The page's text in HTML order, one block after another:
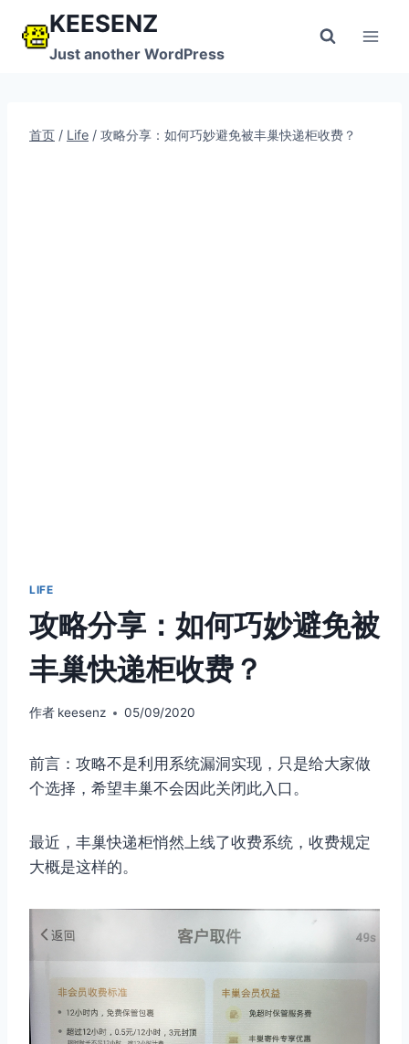
KEESENZ
Just another WordPress
首页 / Life / 攻略分享：如何巧妙避免被丰巢快递柜收费？
LIFE
攻略分享：如何巧妙避免被
丰巢快递柜收费？
作者 keesenz 05/09/2020
前言：攻略不是利用系统漏洞实现，只是给大家做
个选择，希望丰巢不会因此关闭此入口。
最近，丰巢快递柜悄然上线了收费系统，收费规定
大概是这样的。